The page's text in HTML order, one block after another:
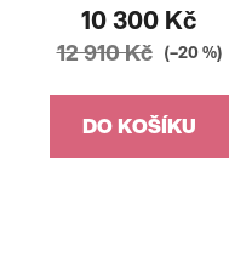
10 300 Kč
12 910 Kč (–20 %)
DO KOŠÍKU